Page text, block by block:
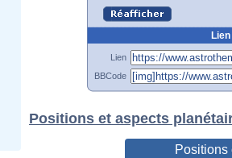
Lien
BBCode
Positions et aspects
Positions